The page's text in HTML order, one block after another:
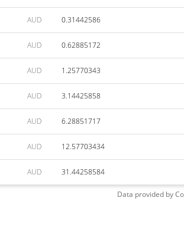
AUD 0.31442586
AUD 0.62885172
AUD 1.25770343
AUD 3.14425858
AUD 6.28851717
AUD 12.57703434
AUD 31.44258584
Data provided by